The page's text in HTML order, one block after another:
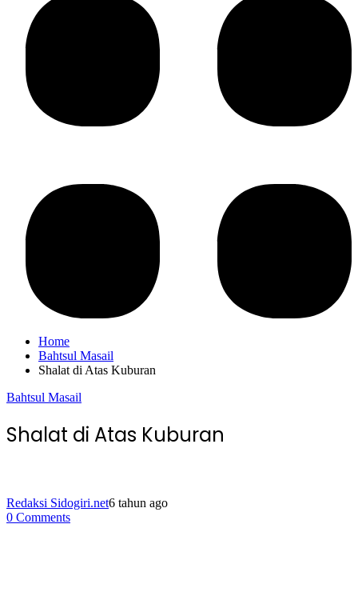
Home
Bahtsul Masail
Shalat di Atas Kuburan
Bahtsul Masail
Shalat di Atas Kuburan
Redaksi Sidogiri.net6 tahun ago
0 Comments